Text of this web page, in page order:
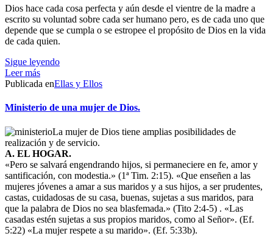
Dios hace cada cosa perfecta y aún desde el vientre de la madre a
escrito su voluntad sobre cada ser humano pero, es de cada uno que
depende que se cumpla o se estropee el propósito de Dios en la vida
de cada quien.
Sigue leyendo
Leer más
Publicada enEllas y Ellos
Ministerio de una mujer de Dios.
La mujer de Dios tiene amplias posibilidades de
realización y de servicio.
A. EL HOGAR.
«Pero se salvará engendrando hijos, si permaneciere en fe, amor y
santificación, con modestia.» (1ª Tim. 2:15). «Que enseñen a las
mujeres jóvenes a amar a sus maridos y a sus hijos, a ser prudentes,
castas, cuidadosas de su casa, buenas, sujetas a sus maridos, para
que la palabra de Dios no sea blasfemada.» (Tito 2:4-5) . «Las
casadas estén sujetas a sus propios maridos, como al Señor». (Ef.
5:22) «La mujer respete a su marido». (Ef. 5:33b).